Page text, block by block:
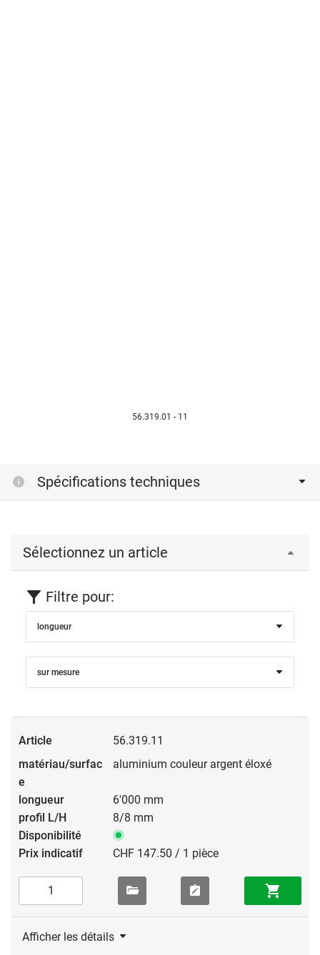
56.319.01 - 11
Spécifications techniques
Sélectionnez un article
Filtre pour:
longueur
sur mesure
56.319.11
aluminium couleur argent éloxé
6'000 mm
8/8 mm
CHF 147.50 / 1 pièce
Afficher les détails